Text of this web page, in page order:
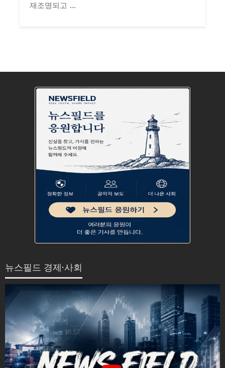
재조명되고 ...
뉴스필드 경제·사회